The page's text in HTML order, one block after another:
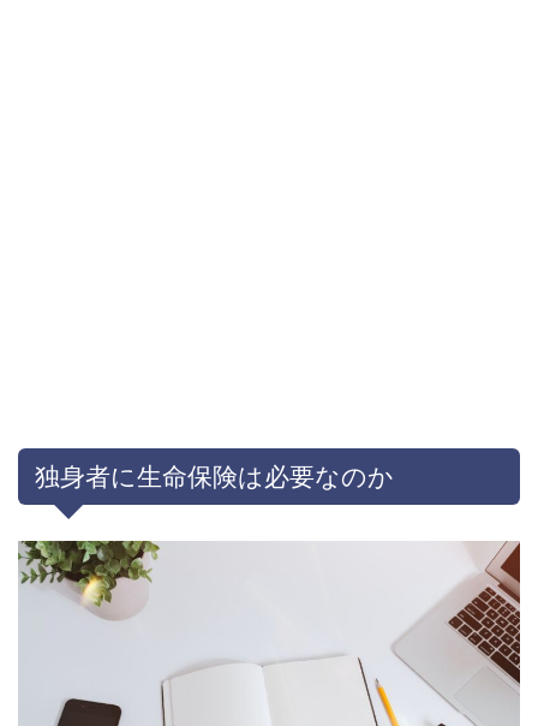
独身者に生命保険は必要なのか